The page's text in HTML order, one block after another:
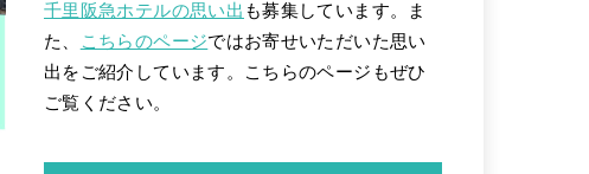
千里阪急ホテルの思い出 も募集しています。ま
た、
こちらのページではお寄せいただいた思い
出をご紹介しています。こちらのページもぜひ
ご覧ください。